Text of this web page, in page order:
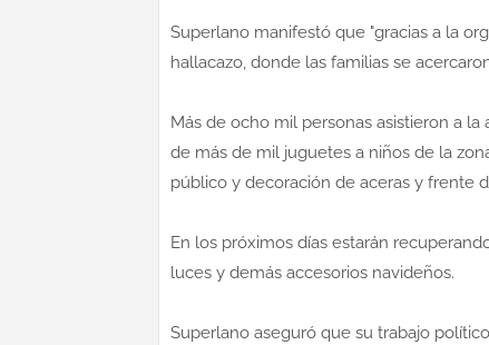
Superlano manifestó que "gracias a la
hallacazo, donde las familias se
Más de ocho mil personas asistieron a
de más de mil juguetes a niños de la
público y decoración de aceras y frente
En los próximos días estarán
luces y demás accesorios navideños.
Superlano aseguró que su trabajo